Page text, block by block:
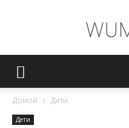
Домой Дети
Дети